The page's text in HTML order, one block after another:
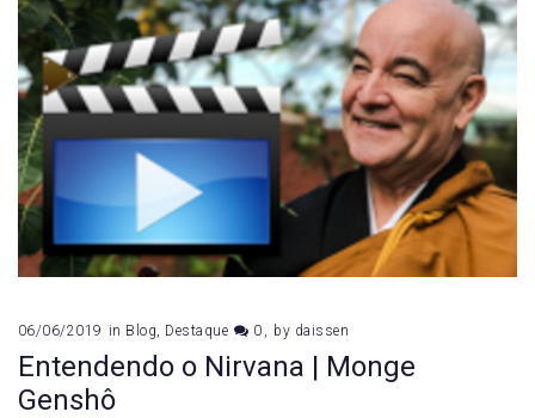
Tag:
ventos
das
paixões
06/06/2019 in Blog Destaque 0 by daissen
Entendendo o Nirvana | Monge
Genshô